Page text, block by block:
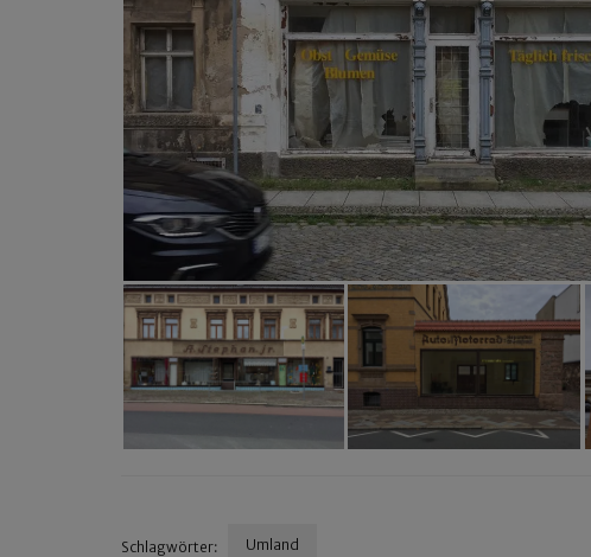
Schlagwörter: Umland